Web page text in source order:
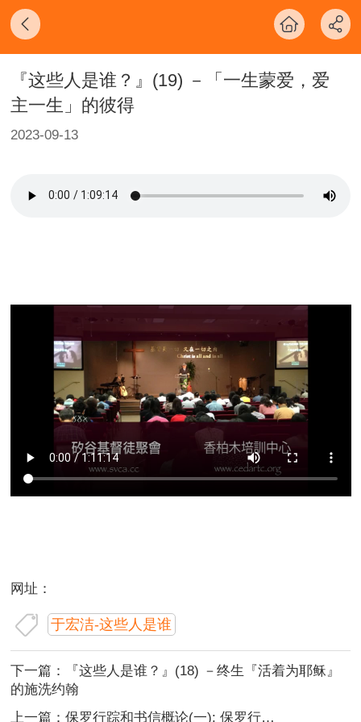
『这些人是谁？』(19) －「一生蒙爱，爱
主一生」的彼得
2023-09-13
网址：
于宏洁-这些人是谁
下一篇：
『这些人是谁？』(18) －终生『活着为耶稣』
的施洗约翰
上一篇： 保罗行踪和书信概论(一): 保罗行踪及书信简介